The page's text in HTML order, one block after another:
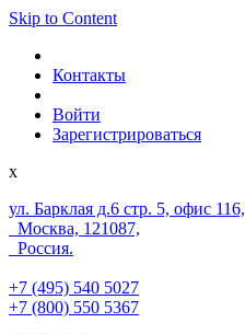
Skip to Content
Контакты
Войти
Зарегистрироваться
x
ул. Барклая д.6 стр. 5, офис 116,
Москва, 121087,
Россия.
+7 (495) 540 5027
+7 (800) 550 5367